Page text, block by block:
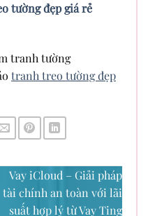
tường đẹp giá rẻ
tranh tường
tranh treo tường đẹp
Vay iCloud – Giải pháp
tài chính an toàn với lãi
suất hợp lý từ Vay Ting